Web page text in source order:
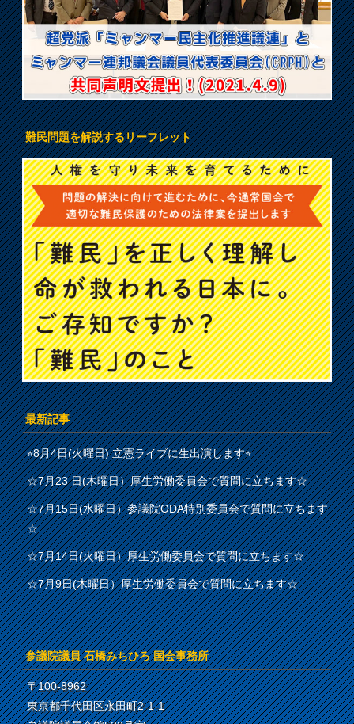
難民問題を解説するリーフレット
最新記事
⭐︎8月4日(火曜日) 立憲ライブに生出演します⭐︎
☆7月23 日(木曜日）厚生労働委員会で質問に立ちます☆
☆7月15日(水曜日）参議院ODA特別委員会で質問に立ちます
☆
☆7月14日(火曜日）厚生労働委員会で質問に立ちます☆
☆7月9日(木曜日）厚生労働委員会で質問に立ちます☆
参議院議員 石橋みちひろ 国会事務所
〒100-8962
東京都千代田区永田町2-1-1